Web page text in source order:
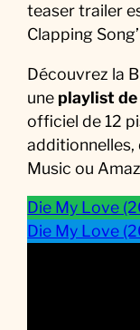
teaser trailer
Clapping
Découvrez la
une playlist
officiel de 12
additionnelles,
Music ou
Die My Love
Die My Love